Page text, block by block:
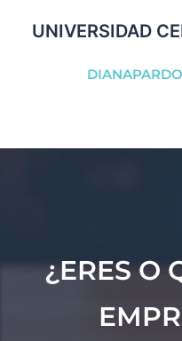
UNIVERSIDAD
¿ERES O